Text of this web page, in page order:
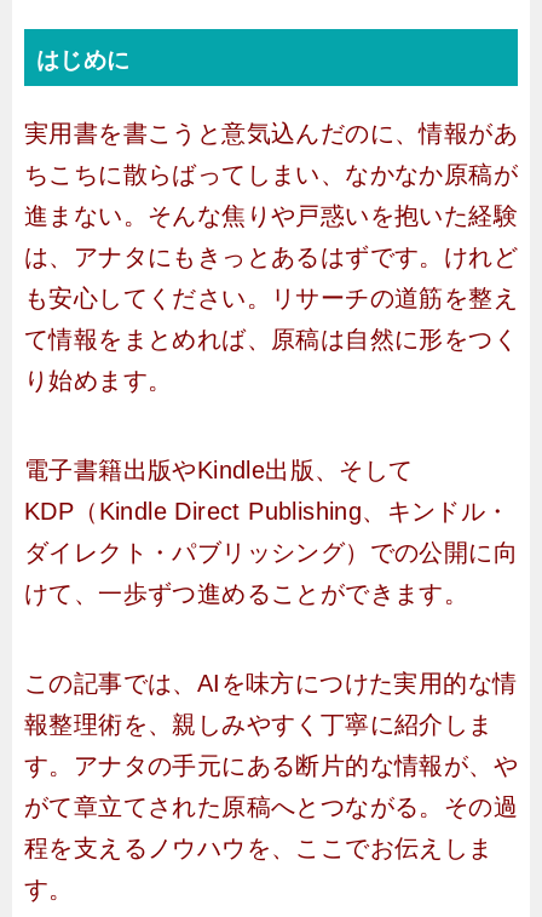
はじめに
実用書を書こうと意気込んだのに、情報があ
ちこちに散らばってしまい、なかなか原稿が
進まない。そんな焦りや戸惑いを抱いた経験
は、アナタにもきっとあるはずです。けれど
も安心してください。リサーチの道筋を整え
て情報をまとめれば、原稿は自然に形をつく
り始めます。
電子書籍出版やKindle出版、そして
KDP（Kindle Direct Publishing、キンドル・
ダイレクト・パブリッシング）での公開に向
けて、一歩ずつ進めることができます。
この記事では、AIを味方につけた実用的な情
報整理術を、親しみやすく丁寧に紹介しま
す。アナタの手元にある断片的な情報が、や
がて章立てされた原稿へとつながる。その過
程を支えるノウハウを、ここでお伝えしま
す。